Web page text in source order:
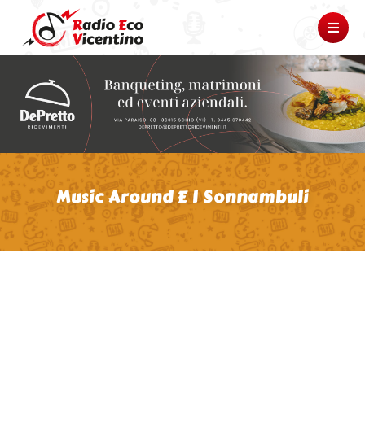
Music Around E I Sonnambuli